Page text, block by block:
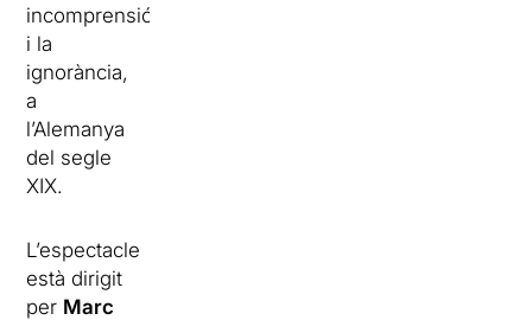
incomprensió
i la
ignorància,
a
l’Alemanya
del segle
XIX.
L’espectacle
està dirigit
per Marc